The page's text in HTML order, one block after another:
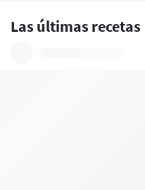
Las últimas recetas